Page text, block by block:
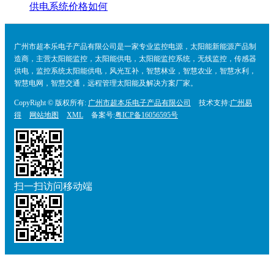
供电系统价格如何
广州市超本乐电子产品有限公司是一家专业监控电源，太阳能新能源产品制
造商，主营太阳能监控，太阳能供电，太阳能监控系统，无线监控，传感器
供电，监控系统太阳能供电，风光互补，智慧林业，智慧农业，智慧水利，
智慧电网，智慧交通，远程管理太阳能及解决方案厂家。
CopyRight © 版权所有: 广州市超本乐电子产品有限公司 技术支持:广州易
得
网站地图 XML 备案号:粤ICP备16056595号
扫一扫访问移动端